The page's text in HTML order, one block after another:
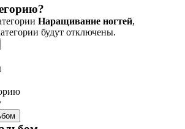
Наращивание ногтей,
будут отключены.